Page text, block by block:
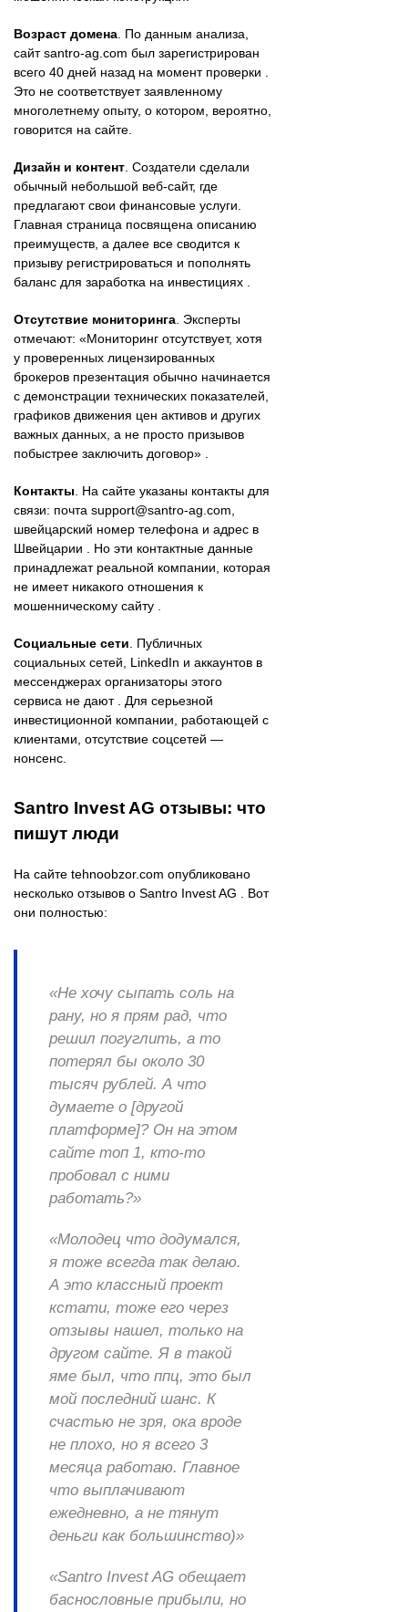
Возраст домена . По данным анализа,
сайт santro-ag.com был зарегистрирован
всего 40 дней назад на момент проверки .
Это не соответствует заявленному
многолетнему опыту, о котором, вероятно,
говорится на сайте.
Дизайн и контент . Создатели сделали
обычный небольшой веб-сайт, где
предлагают свои финансовые услуги.
Главная страница посвящена описанию
преимуществ, а далее все сводится к
призыву регистрироваться и пополнять
баланс для заработка на инвестициях .
Отсутствие мониторинга . Эксперты
отмечают: «Мониторинг отсутствует, хотя
у проверенных лицензированных
брокеров презентация обычно начинается
с демонстрации технических показателей,
графиков движения цен активов и других
важных данных, а не просто призывов
побыстрее заключить договор» .
Контакты . На сайте указаны контакты для
связи: почта support@santro-ag.com,
швейцарский номер телефона и адрес в
Швейцарии . Но эти контактные данные
принадлежат реальной компании, которая
не имеет никакого отношения к
мошенническому сайту .
Социальные сети . Публичных
социальных сетей, LinkedIn и аккаунтов в
мессенджерах организаторы этого
сервиса не дают . Для серьезной
инвестиционной компании, работающей с
клиентами, отсутствие соцсетей —
нонсенс.
Santro Invest AG отзывы: что
пишут люди
На сайте tehnoobzor.com опубликовано
несколько отзывов о Santro Invest AG . Вот
они полностью:
«Не хочу сыпать соль на
рану, но я прям рад, что
решил погуглить, а то
потерял бы около 30
тысяч рублей. А что
думаете о [другой
платформе]? Он на этом
сайте топ 1, кто-то
пробовал с ними
работать?»
«Молодец что додумался,
я тоже всегда так делаю.
А это классный проект
кстати, тоже его через
отзывы нашел, только на
другом сайте. Я в такой
яме был, что ппц, это был
мой последний шанс. К
счастью не зря, ока вроде
не плохо, но я всего 3
месяца работаю. Главное
что выплачивают
ежедневно, а не тянут
деньги как большинство)»
«Santro Invest AG обещает
баснословные прибыли, но